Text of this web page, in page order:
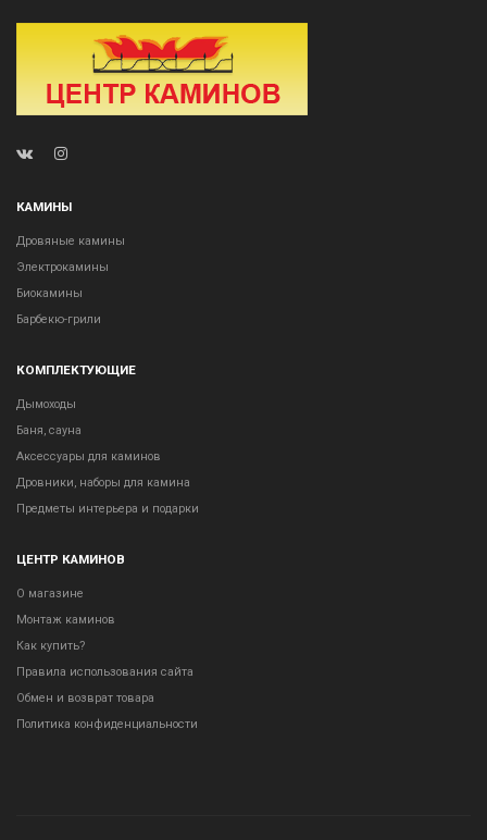
КАМИНЫ
Дровяные камины
Электрокамины
Биокамины
Барбекю-грили
КОМПЛЕКТУЮЩИЕ
Дымоходы
Баня, сауна
Аксессуары для каминов
Дровники, наборы для камина
Предметы интерьера и подарки
ЦЕНТР КАМИНОВ
О магазине
Монтаж каминов
Как купить?
Правила использования сайта
Обмен и возврат товара
Политика конфиденциальности